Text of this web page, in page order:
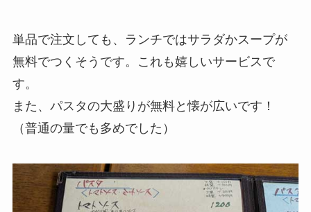
単品で注文しても、ランチではサラダかスープが
無料でつくそうです。これも嬉しいサービスで
す。
また、パスタの大盛りが無料と懐が広いです！
（普通の量でも多めでした）